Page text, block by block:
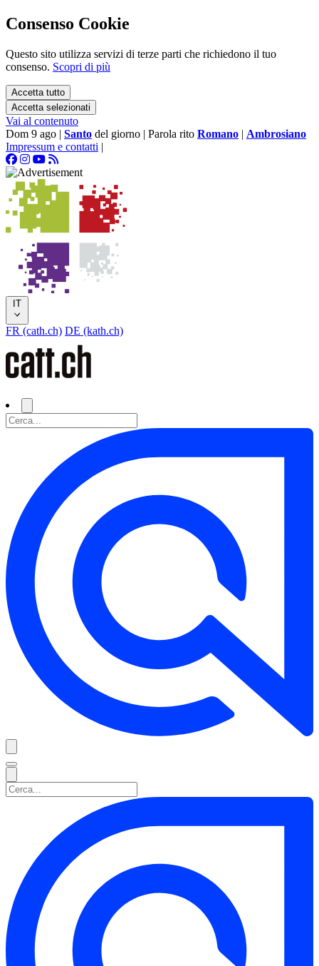
Consenso Cookie
Questo sito utilizza servizi di terze parti che richiedono il tuo
consenso. Scopri di più
Accetta tutto
Accetta selezionati
Vai al contenuto
Dom 9 ago | Santo del giorno | Parola rito Romano | Ambrosiano
Impressum e contatti |
IT
FR (cath.ch) DE (kath.ch)